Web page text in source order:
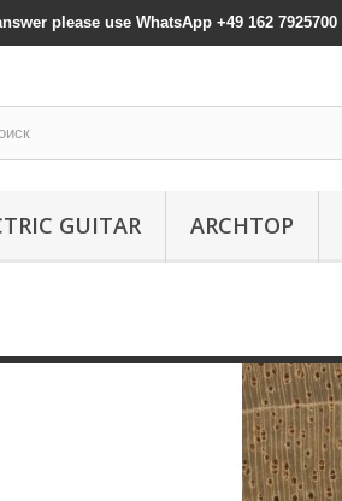
please use WhatsApp +49 162 7925700
GUITAR ARCHTOP